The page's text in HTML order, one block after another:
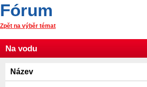
Fórum
Zpět na výběr témat
Na vodu
Název